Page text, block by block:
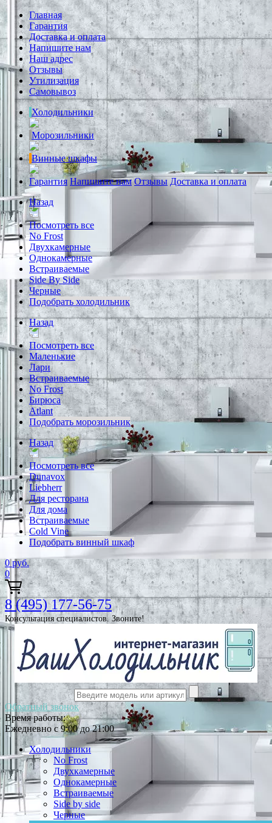
Главная
Гарантия
Доставка и оплата
Напишите нам
Наш адрес
Отзывы
Утилизация
Самовывоз
Холодильники
Морозильники
Винные шкафы
Гарантия Напишите нам Отзывы Доставка и оплата
Назад
Посмотреть все
No Frost
Двухкамерные
Однокамерные
Встраиваемые
Side By Side
Черные
Подобрать холодильник
Назад
Посмотреть все
Маленькие
Лари
Встраиваемые
No Frost
Бирюса
Atlant
Подобрать морозильник
Назад
Посмотреть все
Dunavox
Liebherr
Для ресторана
Для дома
Встраиваемые
Cold Vine
Подобрать винный шкаф
0 руб.
0
8 (495) 177-56-75
Консультация специалистов. Звоните!
Обратный звонок
Время работы:
Ежедневно с 9:00 до 21:00
Холодильники
No Frost
Двухкамерные
Однокамерные
Встраиваемые
Side by side
Черные